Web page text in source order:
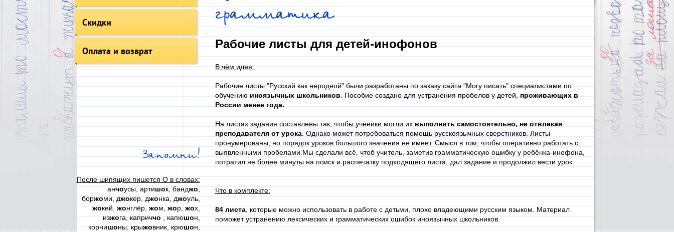
Скидки
Оплата и возврат
Запомни!
После шипящих пишется О в словах:
анчоусы, артишок, банджо,
боржоми, джокер, джонка, джоуль,
жокей,жонглёр,жом,жор,жох,
изжога, каприччо, капюшон,
корнишоны, крыжовник, крюшон,
грамматика
Рабочие листы для детей-инофонов
В чём идея:
Рабочие листы "Русский как неродной" были разработаны по заказу сайта "Могу писать" специалистами по
обучениюиноязычных школьников. Пособие создано для устранения пробелов у детей,проживающих в
России менее года.
На листах задания составлены так, чтобы ученики могли их выполнить самостоятельно, не отвлекая
преподавателя от урока. Однако может потребоваться помощь русскоязычных сверстников. Листы
пронумерованы, но порядок уроков большого значения не имеет. Смысл в том, чтобы оперативно работать с
выявленными пробелами.Мы сделали всё, чтоб учитель, заметив грамматическую ошибку у ребёнка-инофона,
потратил не более минуты на поиск и распечатку подходящего листа, дал задание и продолжил вести урок.
Что в комплекте:
84 листа, которые можно использовать в работе с детьми, плохо владеющими русским языком. Материал
поможет устранению лексических и грамматических ошибок иноязычных школьников.